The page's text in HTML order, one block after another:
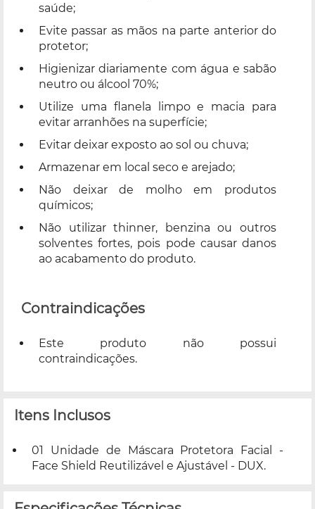
saúde;
Evite passar as mãos na parte anterior do
protetor;
Higienizar diariamente com água e sabão
neutro ou álcool 70%;
Utilize uma flanela limpo e macia para
evitar arranhões na superfície;
Evitar deixar exposto ao sol ou chuva;
Armazenar em local seco e arejado;
Não deixar de molho em produtos
químicos;
Não utilizar thinner, benzina ou outros
solventes fortes, pois pode causar danos
ao acabamento do produto.
Contraindicações
Este produto não possui
contraindicações.
Itens Inclusos
01 Unidade de Máscara Protetora Facial -
Face Shield Reutilizável e Ajustável - DUX.